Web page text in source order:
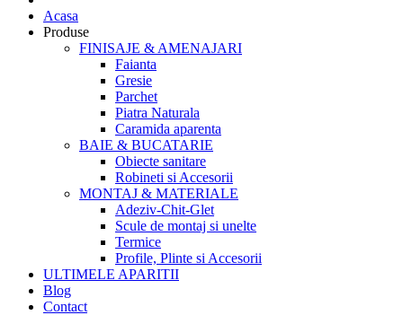
Acasa
Produse
FINISAJE & AMENAJARI
Faianta
Gresie
Parchet
Piatra Naturala
Caramida aparenta
BAIE & BUCATARIE
Obiecte sanitare
Robineti si Accesorii
MONTAJ & MATERIALE
Adeziv-Chit-Glet
Scule de montaj si unelte
Termice
Profile, Plinte si Accesorii
ULTIMELE APARITII
Blog
Contact